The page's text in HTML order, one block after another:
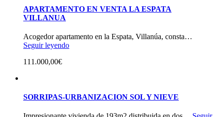
APARTAMENTO EN VENTA LA ESPATA
VILLANUA
Acogedor apartamento en la Espata, Villanúa, consta…
Seguir leyendo
111.000,00€
SORRIPAS-URBANIZACION SOL Y NIEVE